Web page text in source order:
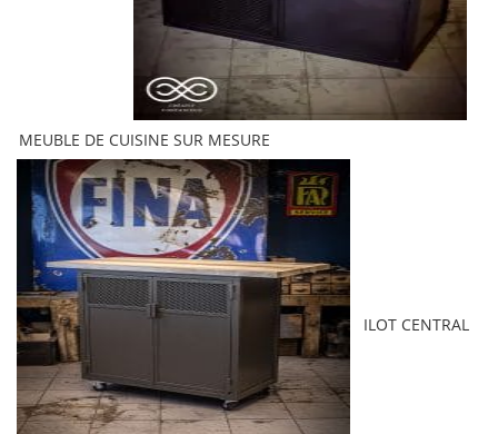
MEUBLE DE CUISINE SUR MESURE
ILOT CENTRAL